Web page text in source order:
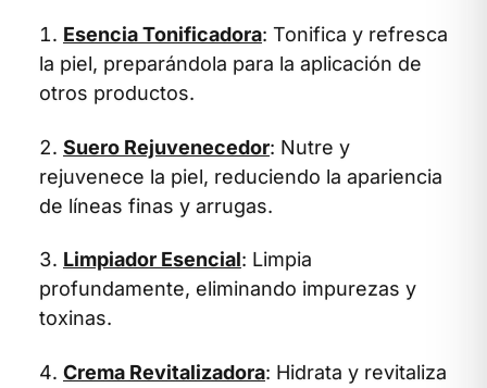
Esencia Tonificadora: Tonifica y refresca
la piel, preparándola para la aplicación de
otros productos.
Suero Rejuvenecedor: Nutre y
rejuvenece la piel, reduciendo la apariencia
de líneas finas y arrugas.
Limpiador Esencial: Limpia
profundamente, eliminando impurezas y
toxinas.
Crema Revitalizadora: Hidrata y revitaliza